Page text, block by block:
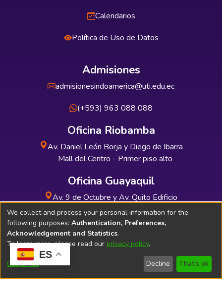
ES
Calendarios
Política de Uso de Datos
Admisiones
admisionesindoamerica@uti.edu.ec
(+593) 963 088 088
Oficina Riobamba
Av. Daniel León Borja y Diego de Ibarra
Mall del Centro - Primer piso alto
Oficina Guayaquil
Av. 9 de Octubre y Av. Quito Edificio
INDUAUTO - Planta baja
Soporte Técnico Bibliolatino.com
We collect and process your personal information for the
following purposes: Authentication, Preferences,
Acknowledgement and Statistics.
To learn more, please read our privacy policy.
Customize Decline That's ok